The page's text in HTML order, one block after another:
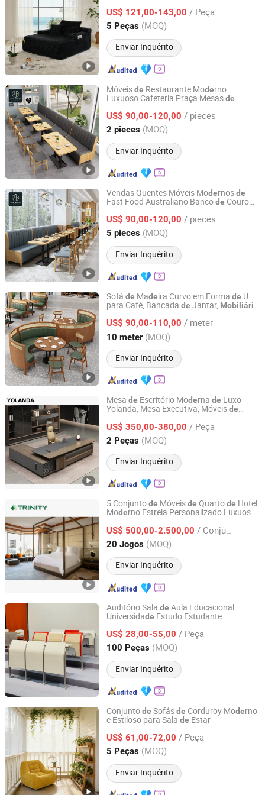
vácuo Móveis para casa Atacado em
Foshan Cadeira
US$ 121,00-143,00 / Peça
5 Peças (MOQ)
Enviar Inquérito
Guangdong, China Desde 2026
Móveisde Restaurante Moderno
Luxuoso Cafeteria Praça Mesasde
Couro Veludo Assentos em Cabine
Móveis para Restaurante Café
US$ 90,00-120,00 / pieces
2 pieces (MOQ)
Enviar Inquérito
Foshan Ron Hospitality Supplies Co., Ltd.
Guangdong, China Desde 2025
Vendas Quentes Móveis Modernosde
Fast Food Australiano Bancode Couro
Cadeira Móveis Comerciais para
Restaurante
US$ 90,00-120,00 / pieces
5 pieces (MOQ)
Enviar Inquérito
Foshan Ron Hospitality Supplies Co., Ltd.
Guangdong, China Desde 2025
Sofá de Madeira Curvo em Forma de U
para Café, Bancada de Jantar, Mobiliário
US$ 90,00-110,00 / meter
10 meter (MOQ)
Enviar Inquérito
Foshan Xinda Furniture Co., Ltd.
Guangdong, China Desde 2023
Mesa de Escritório Moderna de Luxo
Yolanda, Mesa Executiva, Móveisde
US$ 350,00-380,00 / Peça
2 Peças (MOQ)
Enviar Inquérito
Foshan Yolanda Furniture Co., Ltd.
Guangdong, China Desde 2024
5 Conjuntode Móveisde Quartode Hotel
Moderno Estrela Personalizado Luxuoso
FabricantedeFoshan
US$ 500,00-2.500,00 / Conjunto
20 Jogos (MOQ)
Enviar Inquérito
FOSHAN TRINITY(ZHONGSEN) FURNITURE CO.LTD
Guangdong, China Desde 2015
Auditório Sala de Aula Educacional
Universidade Estudo Estudante
US$ 28,00-55,00 / Peça
100 Peças (MOQ)
Enviar Inquérito
Guangdong Longjiang Hongji Seating Co., Ltd.
Guangdong, China Desde 2010
Conjuntode Sofásde Corduroy Moderno
e Estiloso para Sala de Estar
US$ 61,00-72,00 / Peça
5 Peças (MOQ)
Enviar Inquérito
Foshan Yefei Furniture Co., Ltd.
Guangdong, China Desde 2026